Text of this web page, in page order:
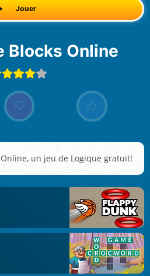
Jouer
Blocks Online
Online, un jeu de Logique gratuit!